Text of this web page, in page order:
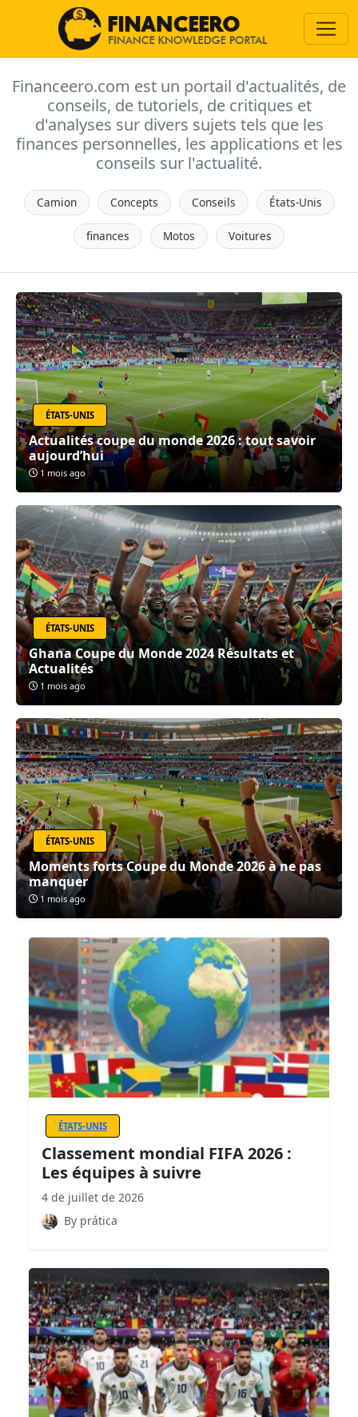
Financeero.com est un portail d'actualités, de
conseils, de tutoriels, de critiques et
d'analyses sur divers sujets tels que les
finances personnelles, les applications et les
conseils sur l'actualité.
Camion Concepts Conseils États-Unis
finances Motos Voitures
ÉTATS-UNIS
Actualités coupe du monde 2026 : tout savoir
aujourd’hui
1 mois ago
ÉTATS-UNIS
Ghana Coupe du Monde 2024 Résultats et
Actualités
1 mois ago
ÉTATS-UNIS
Moments forts Coupe du Monde 2026 à ne pas
manquer
1 mois ago
ÉTATS-UNIS
Classement mondial FIFA 2026 :
Les équipes à suivre
4 de juillet de 2026
By prática